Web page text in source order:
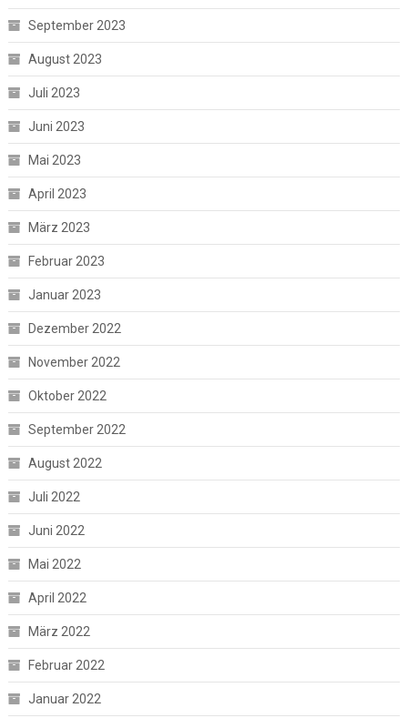
September 2023
August 2023
Juli 2023
Juni 2023
Mai 2023
April 2023
März 2023
Februar 2023
Januar 2023
Dezember 2022
November 2022
Oktober 2022
September 2022
August 2022
Juli 2022
Juni 2022
Mai 2022
April 2022
März 2022
Februar 2022
Januar 2022